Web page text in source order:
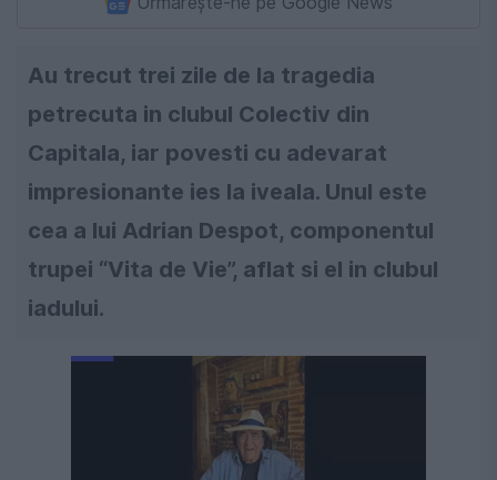
Au trecut trei zile de la tragedia
petrecuta in clubul Colectiv din
Capitala, iar povesti cu adevarat
impresionante ies la iveala. Unul este
cea a lui Adrian Despot, componentul
trupei “Vita de Vie”, aflat si el in clubul
iadului.